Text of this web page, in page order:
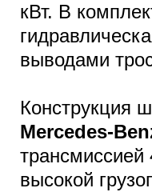
кВт. В
выводами
Конструкция
Mercedes-
трансмиссией
высокой